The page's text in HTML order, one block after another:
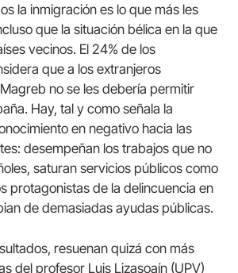
la inmigración es lo que más les
que la situación bélica en la que
vecinos. El 24% de los
que a los extranjeros
no se les debería permitir
Hay, tal y como señala la
en negativo hacia las
desempeñan los trabajos que no
saturan servicios públicos como
protagonistas de la delincuencia en
de demasiadas ayudas públicas.
resuenan quizá con más
del profesor Luis Lizasoaín (UPV)